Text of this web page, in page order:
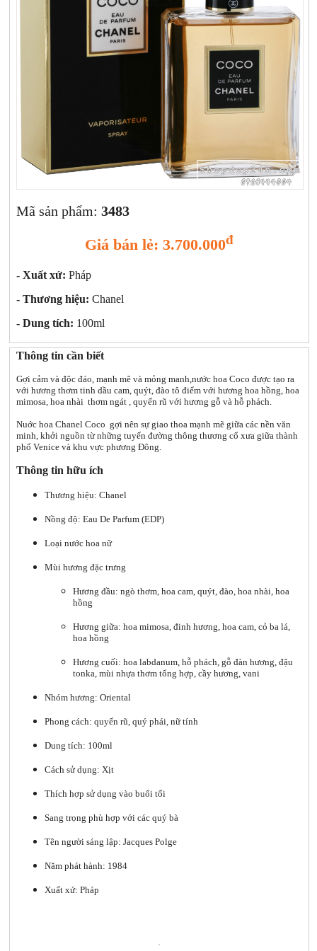
Sữa rửa mặt | Tẩy trang | Lột mụn
Nước hoa hồng | Toner
Cushion | BB cream | CC cream
Giảm cân | Tăng cân
Sp chăm sóc da khác
Mã sản phẩm:3483
Giá bán lẻ: 3.700.000đ
- Xuất xứ: Pháp
- Thương hiệu:Chanel
- Dung tích: 100ml
Thông tin cần biết
Gợi cảm và độc đáo, mạnh mẽ và mỏng manh,nước hoa Coco được tạo ra
với hương thơm tinh dầu cam, quýt, đào tô điểm với hương hoa hồng, hoa
mimosa, hoa nhài thơm ngát , quyến rũ với hương gỗ và hỗ phách.
Nuớc hoa Chanel Coco gợi nên sự giao thoa mạnh mẽ giữa các nền văn
minh, khởi nguồn từ những tuyến đường thông thương cổ xưa giữa thành
phố Venice và khu vực phương Đông.
Thông tin hữu ích
Thương hiệu: Chanel
Nồng độ: Eau De Parfum (EDP)
Loại nước hoa nữ
Mùi hương đặc trưng
Hương đầu: ngò thơm, hoa cam, quýt, đào, hoa nhài, hoa
hồng
Hương giữa: hoa mimosa, đinh hương, hoa cam, cỏ ba lá,
hoa hồng
Hương cuối: hoa labdanum, hỗ phách, gỗ đàn hương, đậu
tonka, mùi nhựa thơm tổng hợp, cầy hương, vani
Nhóm hương: Oriental
Phong cách: quyến rũ, quý phái, nữ tính
Dung tích: 100ml
Cách sử dụng: Xịt
Thích hợp sử dụng vào buổi tối
Sang trọng phù hợp với các quý bà
Tên người sáng lập: Jacques Polge
Năm phát hành: 1984
Xuất xứ: Pháp